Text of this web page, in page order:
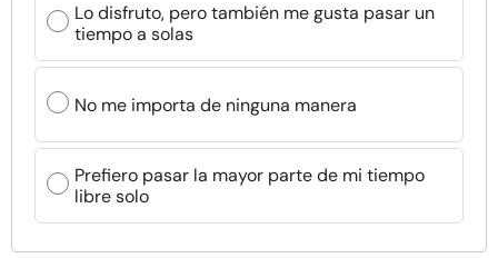
Lo disfruto, pero también me gusta pasar un
tiempo a solas
No me importa de ninguna manera
Prefiero pasar la mayor parte de mi tiempo
libre solo